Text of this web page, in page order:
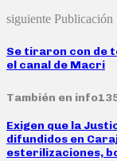
siguiente Publicación
Se tiraron con de
el canal de Macri
También en
Exigen que la
difundidos en
esterilizaciones,